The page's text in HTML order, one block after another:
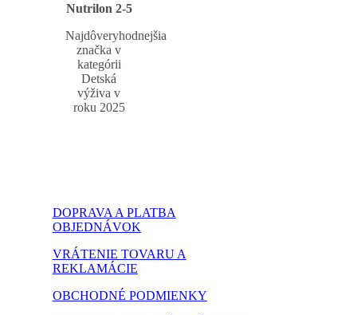
Nutrilon 2-5
Najdôveryhodnejšia
značka v
kategórii
Detská
výživa v
roku 2025
DOPRAVA A PLATBA
OBJEDNÁVOK
VRÁTENIE TOVARU A
REKLAMÁCIE
OBCHODNÉ PODMIENKY